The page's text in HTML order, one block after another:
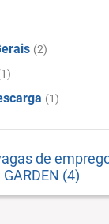
(2)
(1)
de
GARDEN (4)